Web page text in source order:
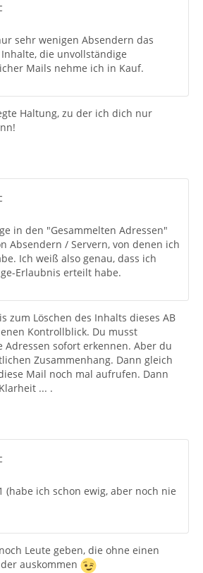
sehr wenigen Absendern das
die unvollständige
Mails nehme ich in Kauf.
Haltung, zu der ich dich nur
in den "Gesammelten Adressen"
Absendern / Servern, von denen ich
Ich weiß also genau, dass ich
Erlaubnis erteilt habe.
zum Löschen des Inhalts dieses AB
Kontrollblick. Du musst
Adressen sofort erkennen. Aber du
Zusammenhang. Dann gleich
Mail noch mal aufrufen. Dann
... .
(habe ich schon ewig, aber noch nie
Leute geben, die ohne einen
auskommen